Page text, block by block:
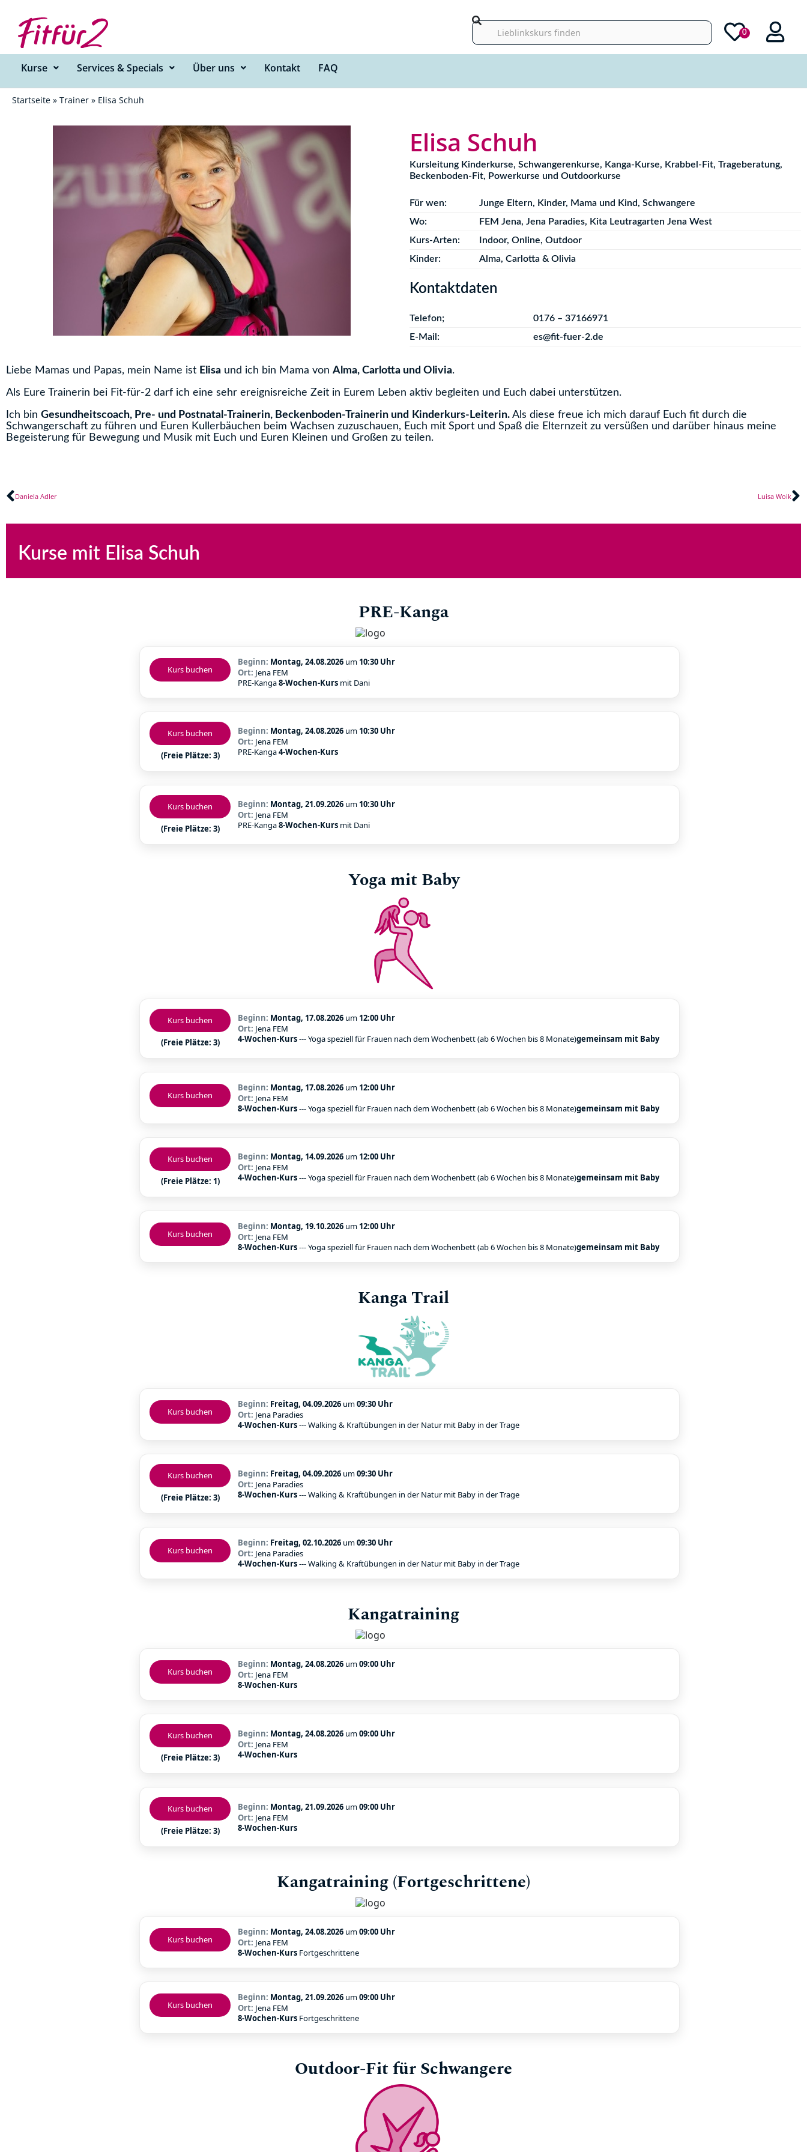
Inhalt
springen
Suche
0
Kurse Services & Specials Über uns Kontakt FAQ
Startseite » Trainer » Elisa Schuh
Elisa Schuh
Kursleitung Kinderkurse, Schwangerenkurse, Kanga-Kurse, Krabbel-Fit, Trageberatung,
Beckenboden-Fit, Powerkurse und Outdoorkurse
Für wen: Junge Eltern, Kinder, Mama und Kind, Schwangere
Wo:
FEM Jena, Jena Paradies, Kita Leutragarten Jena West
Kurs-Arten:
Indoor, Online, Outdoor
Kinder:
Alma, Carlotta & Olivia
Kontaktdaten
Telefon;
0176 – 37166971
E-Mail:
es@fit-fuer-2.de
Liebe Mamas und Papas, mein Name ist Elisa und ich bin Mama von Alma, Carlotta und Olivia.
Als Eure Trainerin bei Fit-für-2 darf ich eine sehr ereignisreiche Zeit in Eurem Leben aktiv begleiten und Euch dabei unterstützen.
Ich bin Gesundheitscoach, Pre- und Postnatal-Trainerin, Beckenboden-Trainerin und Kinderkurs-Leiterin. Als diese freue ich mich darauf Euch fit durch die
Schwangerschaft zu führen und Euren Kullerbäuchen beim Wachsen zuzuschauen, Euch mit Sport und Spaß die Elternzeit zu versüßen und darüber hinaus meine
Begeisterung für Bewegung und Musik mit Euch und Euren Kleinen und Großen zu teilen.
Zurück
Daniela Adler Luisa Woik
Kurse mit Elisa Schuh
PRE-Kanga
Kurs buchen
Beginn: Montag, 24.08.2026 um 10:30 Uhr
Ort: Jena FEM
PRE-Kanga8-Wochen-Kurs mit Dani
Kurs buchen
(Freie Plätze: 3)
Beginn: Montag, 24.08.2026 um 10:30 Uhr
Ort: Jena FEM
PRE-Kanga4-Wochen-Kurs
Kurs buchen
(Freie Plätze: 3)
Beginn: Montag, 21.09.2026 um 10:30 Uhr
Ort: Jena FEM
PRE-Kanga8-Wochen-Kurs mit Dani
Yoga mit Baby
Kurs buchen
(Freie Plätze: 3)
Beginn: Montag, 17.08.2026 um 12:00 Uhr
Ort: Jena FEM
4-Wochen-Kurs--- Yoga speziell für Frauen nach dem Wochenbett (ab 6 Wochen bis 8 Monate)gemeinsam mit Baby
Kurs buchen
Beginn: Montag, 17.08.2026 um 12:00 Uhr
Ort: Jena FEM
8-Wochen-Kurs--- Yoga speziell für Frauen nach dem Wochenbett (ab 6 Wochen bis 8 Monate)gemeinsam mit Baby
Kurs buchen
(Freie Plätze: 1)
Beginn: Montag, 14.09.2026 um 12:00 Uhr
Ort: Jena FEM
4-Wochen-Kurs--- Yoga speziell für Frauen nach dem Wochenbett (ab 6 Wochen bis 8 Monate)gemeinsam mit Baby
Kurs buchen
Beginn: Montag, 19.10.2026 um 12:00 Uhr
Ort: Jena FEM
8-Wochen-Kurs--- Yoga speziell für Frauen nach dem Wochenbett (ab 6 Wochen bis 8 Monate)gemeinsam mit Baby
Kanga Trail
Kurs buchen
Beginn: Freitag, 04.09.2026 um09:30 Uhr
Ort: Jena Paradies
4-Wochen-Kurs--- Walking & Kraftübungen in der Natur mit Baby in der Trage
Kurs buchen
(Freie Plätze: 3)
Beginn: Freitag, 04.09.2026 um09:30 Uhr
Ort: Jena Paradies
8-Wochen-Kurs--- Walking & Kraftübungen in der Natur mit Baby in der Trage
Kurs buchen
Beginn: Freitag, 02.10.2026 um09:30 Uhr
Ort: Jena Paradies
4-Wochen-Kurs--- Walking & Kraftübungen in der Natur mit Baby in der Trage
Kangatraining
Kurs buchen
Beginn: Montag, 24.08.2026 um09:00 Uhr
Ort: Jena FEM
8-Wochen-Kurs
Kurs buchen
(Freie Plätze: 3)
Beginn: Montag, 24.08.2026 um09:00 Uhr
Ort: Jena FEM
4-Wochen-Kurs
Kurs buchen
(Freie Plätze: 3)
Beginn: Montag, 21.09.2026 um09:00 Uhr
Ort: Jena FEM
8-Wochen-Kurs
Kangatraining (Fortgeschrittene)
Kurs buchen
Beginn: Montag, 24.08.2026 um09:00 Uhr
Ort: Jena FEM
8-Wochen-Kurs Fortgeschrittene
Kurs buchen
Beginn: Montag, 21.09.2026 um09:00 Uhr
Ort: Jena FEM
8-Wochen-Kurs Fortgeschrittene
Outdoor-Fit für Schwangere